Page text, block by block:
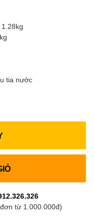
tia nước
từ 1.000.000đ)